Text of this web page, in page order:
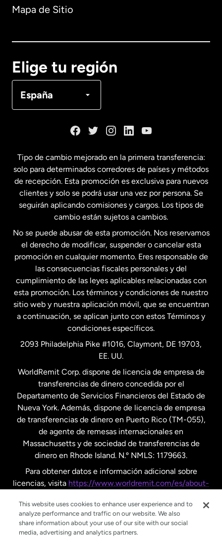
Mapa de Sitio
Elige tu región
España
Français
Estados Unidos English
Estados Unidos Español
Francia
Malasia
Nueva Zelanda
Países Bajos
Suecia
Tipo de cambio mejorado en la primera transferencia:
solo para determinados corredores de países y métodos
de recepción. Esta promoción es exclusiva para nuevos
clientes y solo se podrá usar una vez por persona. Se
seguirán aplicando comisiones y cargos. Los tipos de
cambio están sujetos a cambios.
No se puede abusar de esta promoción. Nos reservamos
el derecho de modificar, suspender o cancelar esta
promoción en cualquier momento. Eres responsable de
las consecuencias fiscales personales y del
cumplimiento de las leyes aplicables relacionadas con
esta promoción. Los términos y condiciones de nuestro
sitio web y nuestra aplicación móvil, que se encuentran
a continuación, se aplican junto con estos Términos y
condiciones específicos.
2093 Philadelphia Pike #1016, Claymont, DE 19703,
EE. UU.
WorldRemit Corp. dispone de licencia de empresa de
transferencias de dinero concedida por el
Departamento de Servicios Financieros del Estado de
Nueva York. Además, dispone de licencia de empresa
de transferencias de dinero en Puerto Rico (TM-055),
de agente de remesas internacionales en
Massachusetts y de sociedad de transferencias de
dinero en Rhode Island. N.º NMLS: 1179663.
Para obtener datos e información adicional sobre
licencias, visita https://www.worldremit.com/es/about-
This website uses cookies to enhance user experience and to
analyze performance and traffic on our website. We also
share information about your use of our site with our social
media, advertising and analytics partners.